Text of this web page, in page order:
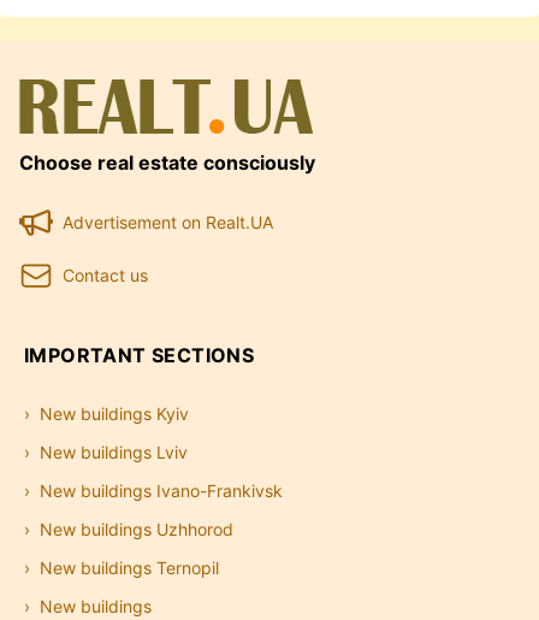
Choose real estate consciously
Advertisement on Realt.UA
Contact us
IMPORTANT SECTIONS
New buildings Kyiv
New buildings Lviv
New buildings Ivano-Frankivsk
New buildings Uzhhorod
New buildings Ternopil
New buildings